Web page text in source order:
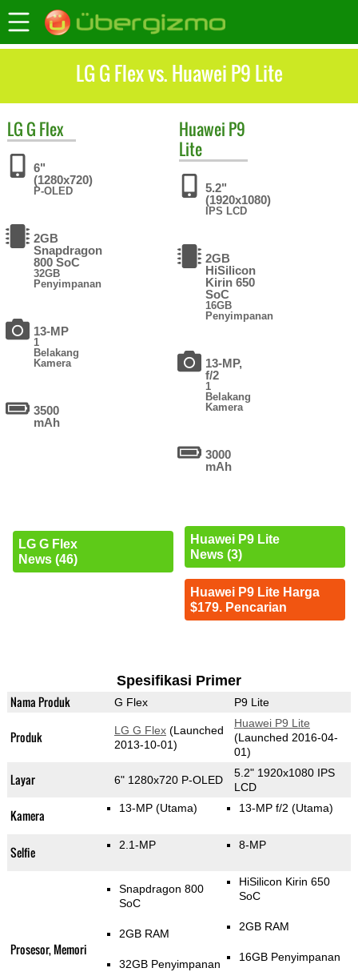
LG G Flex vs. Huawei P9 Lite
LG G Flex
6"
(1280x720)
P-OLED
2GB
Snapdragon
800 SoC
32GB
Penyimpanan
13-MP
1
Belakang
Kamera
3500
mAh
LG G Flex
News (46)
Huawei P9
Lite
5.2"
(1920x1080)
IPS LCD
2GB
HiSilicon
Kirin 650
SoC
16GB
Penyimpanan
13-MP,
f/2
1
Belakang
Kamera
3000
mAh
Huawei P9 Lite
News (3)
Huawei P9 Lite Harga
$179. Pencarian
Spesifikasi Primer
Nama Produk G Flex P9 Lite
Produk LG G Flex(Launched
2013-10-01)
Huawei P9 Lite
(Launched 2016-04-
01)
Layar 6" 1280x720 P-OLED
5.2" 1920x1080 IPS
LCD
Kamera 13-MP (Utama) 13-MP f/2 (Utama)
Selfie 2.1-MP 8-MP
Prosesor, Memori
Snapdragon 800
SoC
2GB RAM
32GB Penyimpanan
HiSilicon Kirin 650
SoC
2GB RAM
16GB Penyimpanan